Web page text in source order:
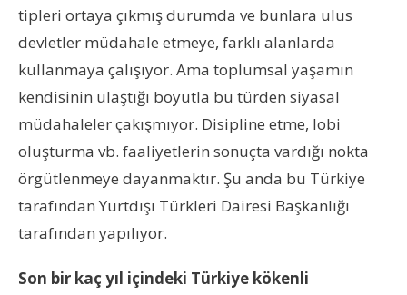
tipleri ortaya çıkmış durumda ve bunlara ulus
devletler müdahale etmeye, farklı alanlarda
kullanmaya çalışıyor. Ama toplumsal yaşamın
kendisinin ulaştığı boyutla bu türden siyasal
müdahaleler çakışmıyor. Disipline etme, lobi
oluşturma vb. faaliyetlerin sonuçta vardığı nokta
örgütlenmeye dayanmaktır. Şu anda bu Türkiye
tarafından Yurtdışı Türkleri Dairesi Başkanlığı
tarafından yapılıyor.
Son bir kaç yıl içindeki Türkiye kökenli